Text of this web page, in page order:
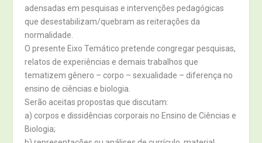
adensadas em pesquisas e intervenções pedagógicas
que desestabilizam/quebram as reiterações da
normalidade.
O presente Eixo Temático pretende congregar pesquisas,
relatos de experiências e demais trabalhos que
tematizem gênero – corpo – sexualidade – diferença no
ensino de ciências e biologia.
Serão aceitas propostas que discutam:
a) corpos e dissidências corporais no Ensino de Ciências e
Biologia;